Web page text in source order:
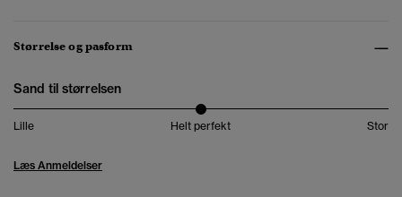
Størrelse og pasform
Sand til størrelsen
Lille Helt perfekt Stor
Læs Anmeldelser